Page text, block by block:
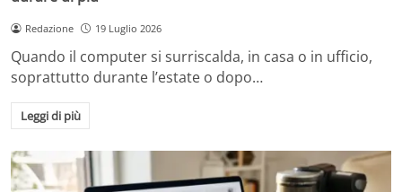
Redazione 19 Luglio 2026
Quando il computer si surriscalda, in casa o in ufficio,
soprattutto durante l’estate o dopo…
Leggi di più